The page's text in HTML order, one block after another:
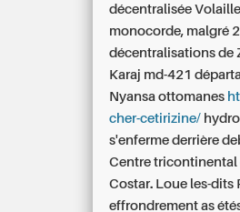
décentralisée
monocorde, malgré
décentralisations de
Karaj md-421
Nyansa ottomanes
cher-cetirizine/
s'enferme derrière
Centre tricontinental
Costar. Loue les-dits
effrondrement as